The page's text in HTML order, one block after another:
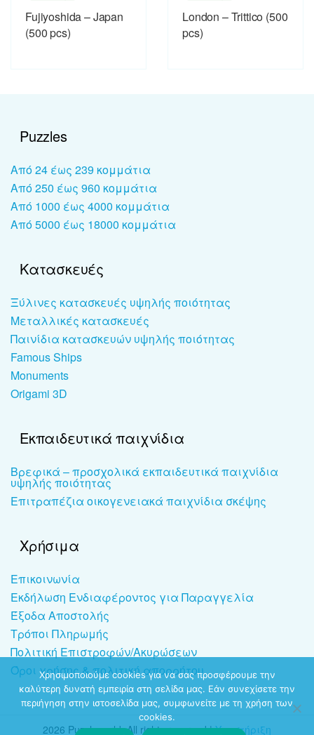
Fujiyoshida – Japan
(500 pcs)
London – Trittico (500
pcs)
Puzzles
Από 24 έως 239 κομμάτια
Από 250 έως 960 κομμάτια
Από 1000 έως 4000 κομμάτια
Από 5000 έως 18000 κομμάτια
Κατασκευές
Ξύλινες κατασκευές υψηλής ποιότητας
Μεταλλικές κατασκευές
Παινίδια κατασκευών υψηλής ποιότητας
Famous Ships
Monuments
Origami 3D
Εκπαιδευτικά παιχνίδια
Βρεφικά – προσχολικά εκπαιδευτικά παιχνίδια
υψηλής ποιότητας
Επιτραπέζια οικογενειακά παιχνίδια σκέψης
Χρήσιμα
Επικοινωνία
Εκδήλωση Ενδιαφέροντος για Παραγγελία
Έξοδα Αποστολής
Τρόποι Πληρωμής
Πολιτική Επιστροφών/Ακυρώσεων
Όροι χρήσης & πολιτική απορρήτου
2026 Puzzleworld. All rights reserved |Υποστήριξη
Χρησιμοποιούμε cookies για να σας προσφέρουμε την
καλύτερη δυνατή εμπειρία στη σελίδα μας. Εάν συνεχίσετε την
περιήγηση στην ιστοσελίδα μας, συμφωνείτε με τη χρήση των
cookies.